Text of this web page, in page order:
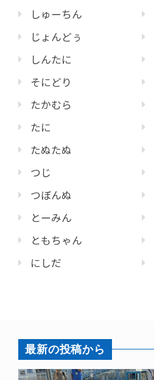
しゅーちん
じょんどぅ
しんたに
そにどり
たかむら
たに
たぬたぬ
つじ
つぼんぬ
とーみん
ともちゃん
にしだ
最新の投稿から